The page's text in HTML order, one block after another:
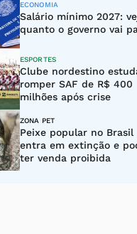
ECONOMIA
Salário mínimo 2027:
quanto o governo vai
ESPORTES
Clube nordestino
romper SAF de R$ 400
milhões após crise
ZONA PET
Peixe popular no Brasil
entra em extinção e
ter venda proibida